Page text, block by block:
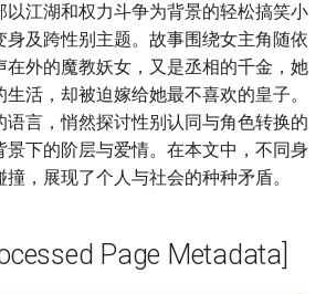
以江湖和权力斗争为背景的轻松搞笑小
身及跨性别主题。故事围绕女主角随依
在外的魔教妖女，又是丞相的千金，她
活，却被迫嫁给她最不喜欢的皇子。
语言，悄然探讨性别认同与角色转换的
景下的阶层与爱情。在本文中，不同身
，展现了个人与社会的种种矛盾。
Page Metadata]